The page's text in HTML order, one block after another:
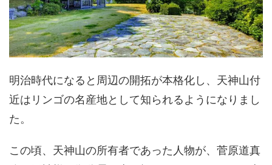
明治時代になると周辺の開拓が本格化し、天神山付
近はリンゴの名産地として知られるようになりまし
た。
この頃、天神山の所有者であった人物が、菅原道真